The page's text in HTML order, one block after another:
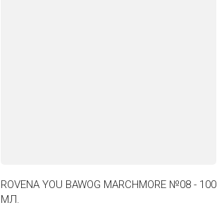
ROVENA YOU BAWOG MARCHMORE №08 - 100
МЛ.